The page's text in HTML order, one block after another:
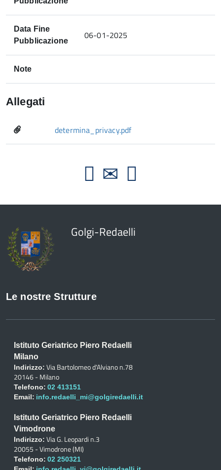
Data Fine
Pubblicazione
06-01-2025
Note
Allegati
determina_privacy.pdf
Golgi-Redaelli
Le nostre Strutture
Istituto Geriatrico Piero Redaelli
Milano
Indirizzo: Via Bartolomeo d'Alviano n.78
20146 - Milano
Telefono: 02 413151
Email: info.redaelli_mi@golgiredaelli.it
Istituto Geriatrico Piero Redaelli
Vimodrone
Indirizzo: Via G. Leopardi n.3
20055 - Vimodrone (MI)
Telefono: 02 250321